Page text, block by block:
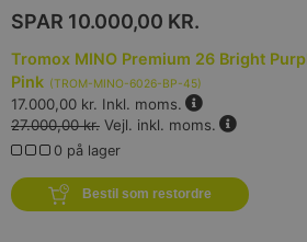
SPAR 10.000,00 KR.
Tromox MINO Premium 26 Bright
Pink (TROM-MINO-6026-BP-45)
17.000,00 kr. Inkl. moms.
27.000,00 kr. Vejl. inkl. moms.
0 på lager
Bestil som restordre